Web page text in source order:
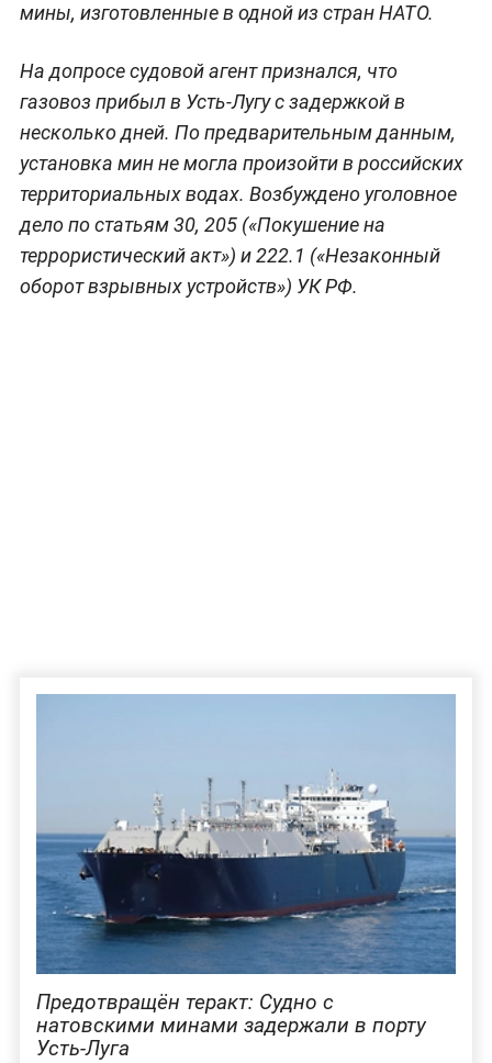
мины, изготовленные в одной из стран НАТО.
На допросе судовой агент признался, что
газовоз прибыл в Усть-Лугу с задержкой в
несколько дней. По предварительным данным,
установка мин не могла произойти в российских
территориальных водах. Возбуждено уголовное
дело по статьям 30, 205 («Покушение на
террористический акт») и 222.1 («Незаконный
оборот взрывных устройств») УК РФ.
Предотвращён теракт: Судно с
натовскими минами задержали в порту
Усть-Луга